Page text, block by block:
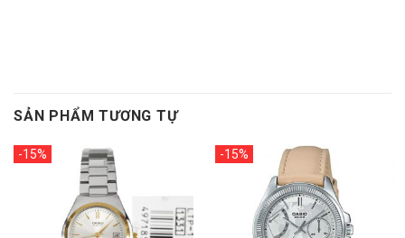
SẢN PHẨM TƯƠNG TỰ
-15% -15%